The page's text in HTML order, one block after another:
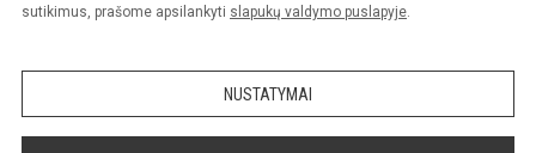
sutikimus, prašome apsilankyti slapukų valdymo puslapyje.
NUSTATYMAI
Sumanus būdas atnaujinti